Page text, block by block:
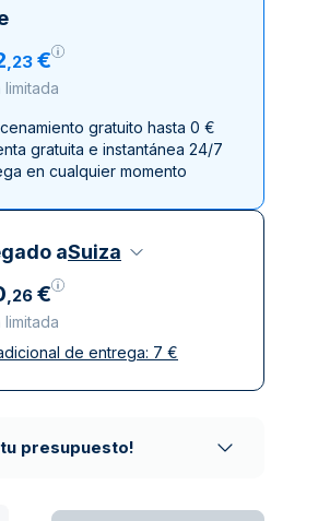
,23 €
limitada
gratuito hasta 0 €
gratuita e instantánea 24/7
en cualquier momento
aSuiza
,26 €
limitada
incluidos
de entrega: 7 €
tu presupuesto!